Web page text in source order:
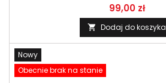
99,00 zł
 Dodaj do koszyka
Nowy
Obecnie brak na stanie